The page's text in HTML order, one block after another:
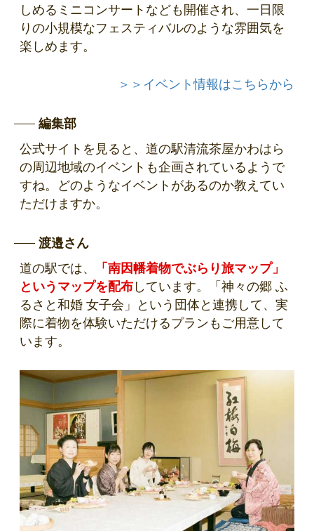
しめるミニコンサートなども開催され、一日限
りの小規模なフェスティバルのような雰囲気を
楽しめます。
＞＞イベント情報はこちらから
編集部
公式サイトを見ると、道の駅清流茶屋かわはら
の周辺地域のイベントも企画されているようで
すね。どのようなイベントがあるのか教えてい
ただけますか。
渡邉さん
道の駅では、
「南因幡着物でぶらり旅マップ」
というマップを配布 しています。「神々の郷 ふ
るさと和婚 女子会」という団体と連携して、実
際に着物を体験いただけるプランもご用意して
います。